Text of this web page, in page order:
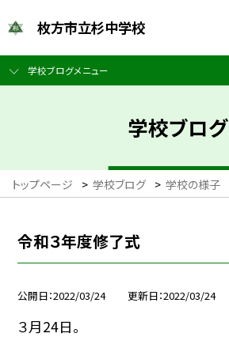
枚方市立杉中学校
学校ブログメニュー
学校ブログ
トップページ > 学校ブログ > 学校の様子
令和３年度修了式
公開日 2022/03/24 更新日 2022/03/24
３月24日。